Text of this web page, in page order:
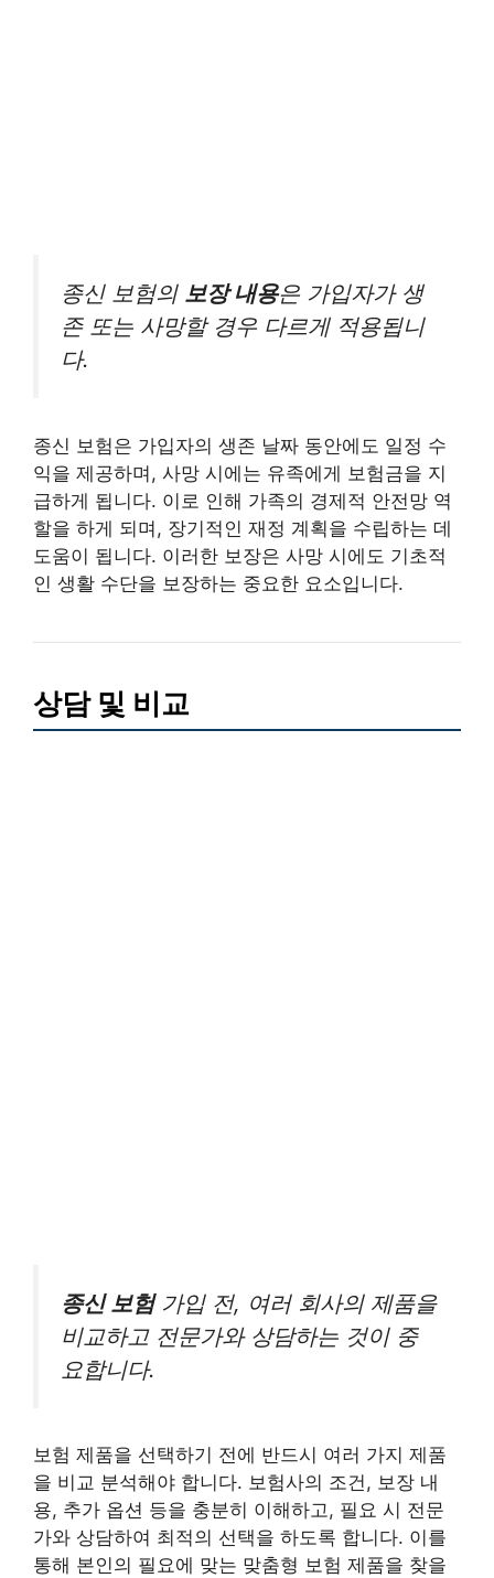
종신 보험의 보장 내용은 가입자가 생
존 또는 사망할 경우 다르게 적용됩니
다.
종신 보험은 가입자의 생존 날짜 동안에도 일정 수
익을 제공하며, 사망 시에는 유족에게 보험금을 지
급하게 됩니다. 이로 인해 가족의 경제적 안전망 역
할을 하게 되며, 장기적인 재정 계획을 수립하는 데
도움이 됩니다. 이러한 보장은 사망 시에도 기초적
인 생활 수단을 보장하는 중요한 요소입니다.
상담 및 비교
종신 보험가입 전, 여러 회사의 제품을
비교하고 전문가와 상담하는 것이 중
요합니다.
보험 제품을 선택하기 전에 반드시 여러 가지 제품
을 비교 분석해야 합니다. 보험사의 조건, 보장 내
용, 추가 옵션 등을 충분히 이해하고, 필요 시 전문
가와 상담하여 최적의 선택을 하도록 합니다. 이를
통해 본인의 필요에 맞는 맞춤형 보험 제품을 찾을